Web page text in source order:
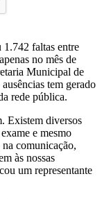
faltas entre
no mês de
Municipal de
tem gerado
rede pública.
Existem diversos
e mesmo
comunicação,
às nossas
um representante